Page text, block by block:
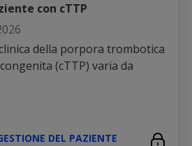
con cTTP
della porpora trombotica
(cTTP) varia da
DEL PAZIENTE